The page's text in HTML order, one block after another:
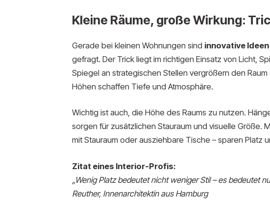
Kleine Räume, große Wirkung:
Gerade bei kleinen Wohnungen sind innovative
gefragt. Der Trick liegt im richtigen Einsatz von Licht,
Spiegel an strategischen Stellen vergrößern den
Höhen schaffen Tiefe und Atmosphäre.
Wichtig ist auch, die Höhe des Raums zu nutzen.
sorgen für zusätzlichen Stauraum und visuelle Größe.
mit Stauraum oder ausziehbare Tische – sparen Platz
Zitat eines Interior-Profis:
„Wenig Platz bedeutet nicht weniger Stil – es bedeutet
Reuther, Innenarchitektin aus Hamburg